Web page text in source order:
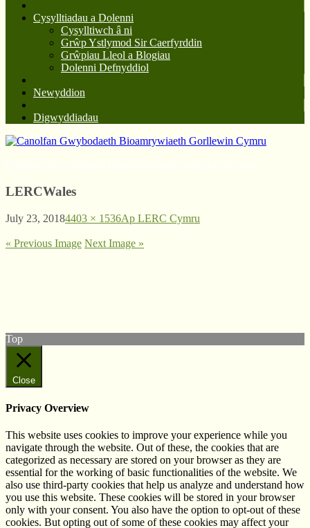
Cysylltiadau a Dolenni
Cysylltiwch â ni
Grŵp Ystlymod Sir Caerfyrddin
Grŵpiau Lleol a Blogiau
Dolenni Defnyddiol
Newyddion
Digwyddiadau
LERCWales
July 23, 20184403 × 1536Ap LERC Cymru
« Previous Image Next Image »
Top
Close
Privacy Overview
This website uses cookies to improve your experience while you
navigate through the website. Out of these, the cookies that are
categorized as necessary are stored on your browser as they are
essential for the working of basic functionalities of the website. We
also use third-party cookies that help us analyze and understand how
you use this website. These cookies will be stored in your browser
only with your consent. You also have the option to opt-out of these
cookies. But opting out of some of these cookies may affect your